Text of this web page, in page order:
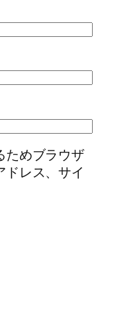
ためブラウザ
ドレス、サイ